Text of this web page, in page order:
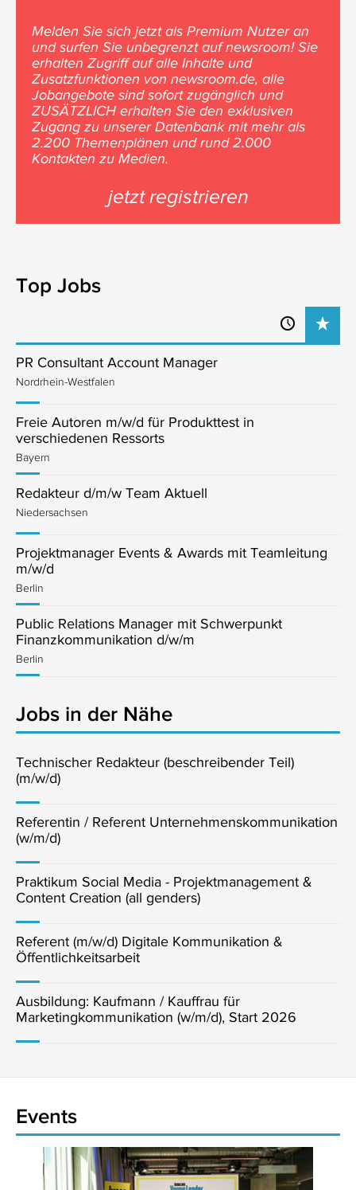
Melden Sie sich jetzt als Premium Nutzer an
und surfen Sie unbegrenzt auf newsroom! Sie
erhalten Zugriff auf alle Inhalte und
Zusatzfunktionen von newsroom.de, alle
Jobangebote sind sofort zugänglich und
ZUSÄTZLICH erhalten Sie den exklusiven
Zugang zu unserer Datenbank mit mehr als
2.200 Themenplänen und rund 2.000
Kontakten zu Medien.
jetzt registrieren
Top Jobs
PR Consultant Account Manager
Nordrhein-Westfalen
Freie Autoren m/w/d für Produkttest in
verschiedenen Ressorts
Bayern
Redakteur d/m/w Team Aktuell
Niedersachsen
Projektmanager Events & Awards mit Teamleitung
m/w/d
Berlin
Public Relations Manager mit Schwerpunkt
Finanzkommunikation d/w/m
Berlin
Jobs in der Nähe
Technischer Redakteur (beschreibender Teil)
(m/w/d)
Referentin / Referent Unternehmenskommunikation
(w/m/d)
Praktikum Social Media - Projektmanagement &
Content Creation (all genders)
Referent (m/w/d) Digitale Kommunikation &
Öffentlichkeitsarbeit
Ausbildung: Kaufmann / Kauffrau für
Marketingkommunikation (w/m/d), Start 2026
Events